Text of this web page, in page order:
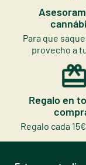
Para que
provecho a
Regalo en
Regalo cada